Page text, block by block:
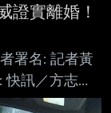
證實離婚！
署名: 記者黃
快訊／方志
」發聲了 4.